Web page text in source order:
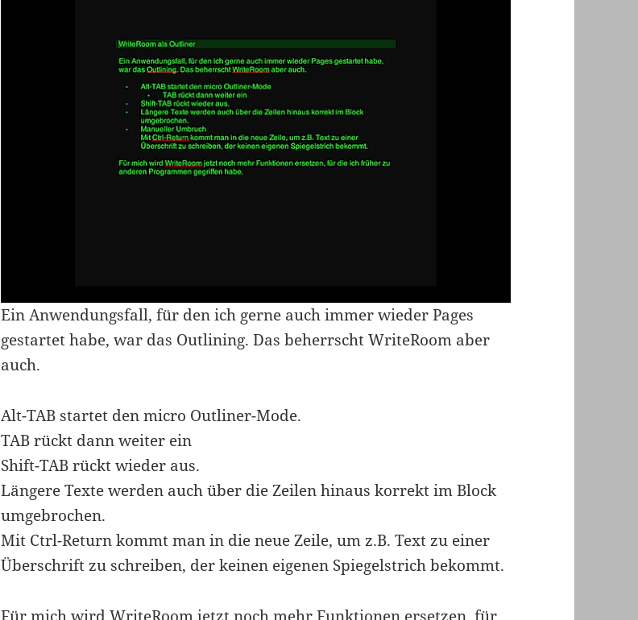
Ein Anwendungsfall, für den ich gerne auch immer wieder Pages
gestartet habe, war das Outlining. Das beherrscht WriteRoom aber
auch.
Alt-TAB startet den micro Outliner-Mode.
TAB rückt dann weiter ein
Shift-TAB rückt wieder aus.
Längere Texte werden auch über die Zeilen hinaus korrekt im Block
umgebrochen.
Mit Ctrl-Return kommt man in die neue Zeile, um z.B. Text zu einer
Überschrift zu schreiben, der keinen eigenen Spiegelstrich bekommt.
Für mich wird WriteRoom jetzt noch mehr Funktionen ersetzen, für